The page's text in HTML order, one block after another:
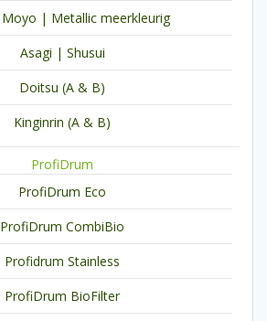
| Metallic meerkleurig
Asagi | Shusui
Doitsu (A & B)
Kinginrin (A & B)
ProfiDrum
ProfiDrum Eco
ProfiDrum CombiBio
Profidrum Stainless
ProfiDrum BioFilter